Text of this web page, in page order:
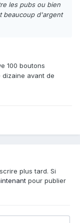
les pubs ou bien
beaucoup d'argent
100 boutons
avant de
plus tard. Si
pour publier